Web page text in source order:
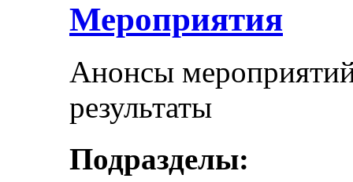
Мероприятия
Анонсы
результаты
Подразделы: